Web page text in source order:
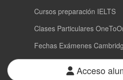
Cursos preparación IELTS
Clases Particulares
Fechas Exámenes
Acceso